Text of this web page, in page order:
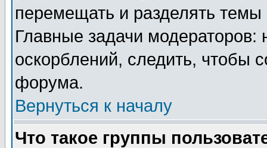
перемещать и разделять
Главные задачи
оскорблений, следить, чтобы
форума.
Вернуться к началу
Что такое группы